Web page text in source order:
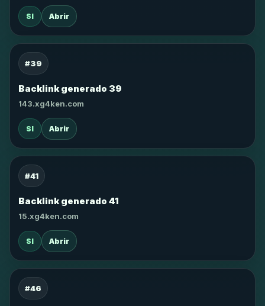
SI Abrir
#39
Backlink generado 39
143.xg4ken.com
SI Abrir
#41
Backlink generado 41
15.xg4ken.com
SI Abrir
#46